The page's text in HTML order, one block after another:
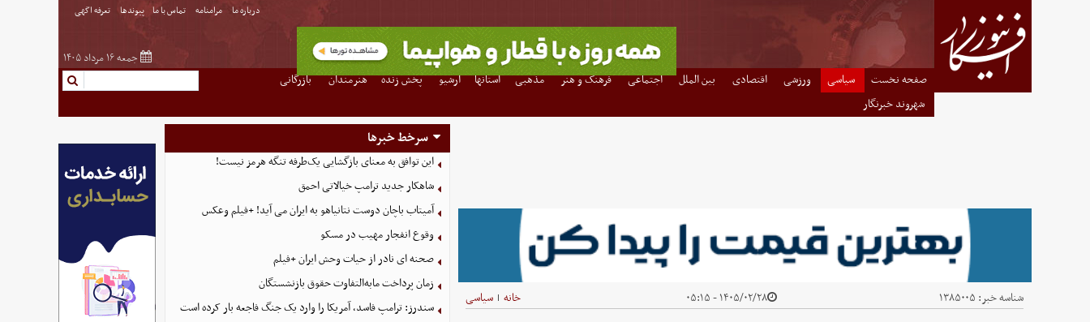
درباره ما مرامنامه تماس با ما پیوندها تعرفه اگهی
جمعه ۱۶ مرداد ۱۴۰۵
صفحه نخست سیاسی ورزشی اقتصادی بین الملل اجتماعی فرهنگ و هنر مذهبی استانها آرشیو پخش زنده هنرمندان
بازرگانی
شهروند خبرنگار
شناسه خبر: ۱۳۸۵۰۰۵ ۱۴۰۵/۰۲/۲۸ - ۰۵:۱۵ خانه | سیاسی
سرخط خبرها
این توافق به معنای بازگشایی یک‌طرفه تنگه هرمز نیست!
شاهکار جدید ترامپ خیالاتی احمق
آمیتاب باچان دوست نتانیاهو به ایران می آید! +فیلم وعکس
وقوع انفجار مهیب در مسکو
صحنه ای نادر از حیات وحش ایران +فیلم
زمان پرداخت مابه‌التفاوت حقوق بازنشستگان
سندرز: ترامپ فاسد، آمریکا را وارد یک جنگ فاجعه بار کرده است